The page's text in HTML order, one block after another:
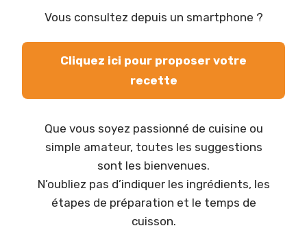
Vous consultez depuis un smartphone ?
Cliquez ici pour proposer votre
recette
Que vous soyez passionné de cuisine ou
simple amateur, toutes les suggestions
sont les bienvenues.
N’oubliez pas d’indiquer les ingrédients, les
étapes de préparation et le temps de
cuisson.